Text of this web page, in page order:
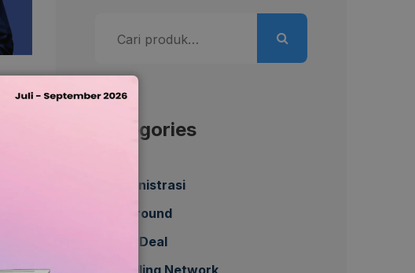
untuk:
Categories
Administrasi
All Around
Best Deal